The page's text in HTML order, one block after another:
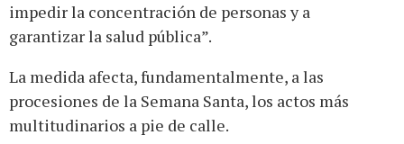
impedir la concentración de personas y a
garantizar la salud pública”.
La medida afecta, fundamentalmente, a las
procesiones de la Semana Santa, los actos más
multitudinarios a pie de calle.